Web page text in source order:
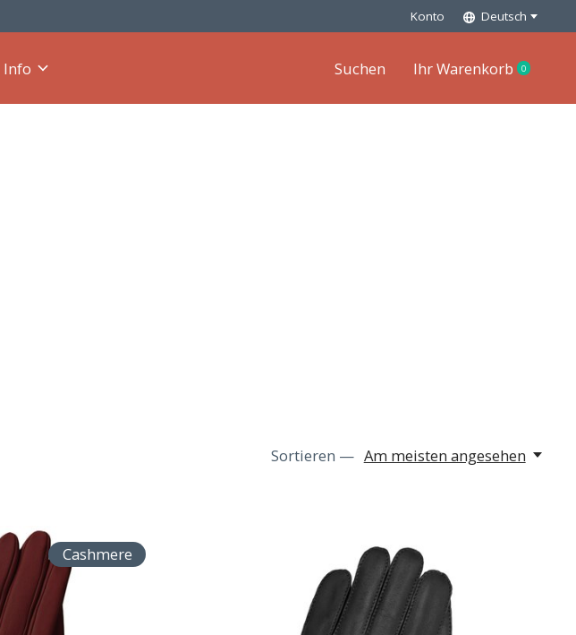
Konto Deutsch
Info Suchen Ihr Warenkorb 0items
Sortieren — Am meisten angesehen
Cashmere